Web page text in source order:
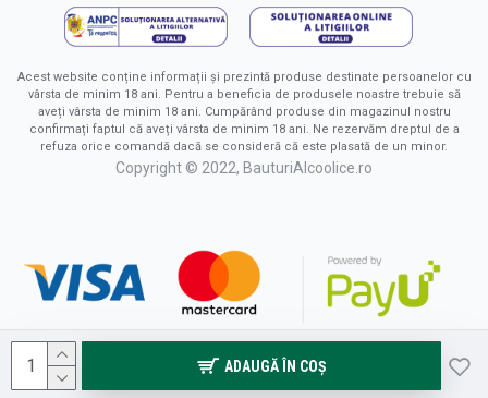
ADAUGĂ ÎN COŞ
Acest website conține informații și prezintă produse destinate persoanelor cu
vârsta de minim 18 ani. Pentru a beneficia de produsele noastre trebuie să
aveți vârsta de minim 18 ani. Cumpărând produse din magazinul nostru
confirmați faptul că aveți vârsta de minim 18 ani. Ne rezervăm dreptul de a
refuza orice comandă dacă se consideră că este plasată de un minor.
Copyright © 2022, BauturiAlcoolice.ro